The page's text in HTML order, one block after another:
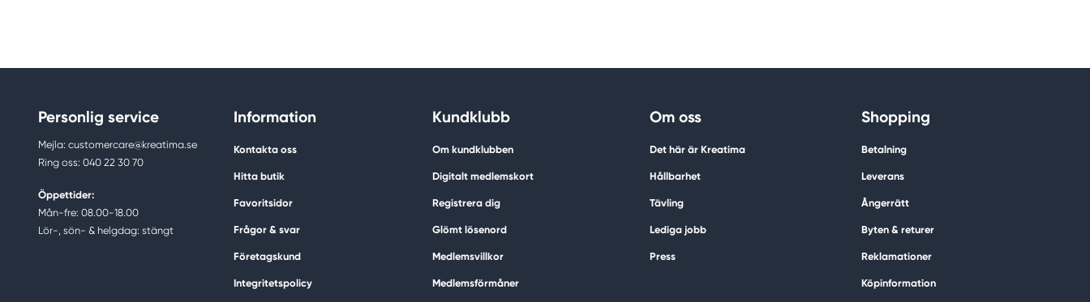
Personlig service
Mejla: customercare@kreatima.se
Ring oss: 040 22 30 70
Öppettider:
Mån-fre: 08.00-18.00
Lör-, sön- & helgdag: stängt
Information
Kontakta oss
Hitta butik
Favoritsidor
Frågor & svar
Företagskund
Integritetspolicy
Kundklubb
Om kundklubben
Digitalt medlemskort
Registrera dig
Glömt lösenord
Medlemsvillkor
Medlemsförmåner
Om oss
Det här är Kreatima
Hållbarhet
Tävling
Lediga jobb
Press
Shopping
Betalning
Leverans
Ångerrätt
Byten & returer
Reklamationer
Köpinformation